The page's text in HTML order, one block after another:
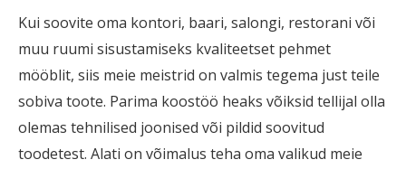
Kui soovite oma kontori, baari, salongi, restorani või
muu ruumi sisustamiseks kvaliteetset pehmet
mööblit, siis meie meistrid on valmis tegema just teile
sobiva toote. Parima koostöö heaks võiksid tellijal olla
olemas tehnilised joonised või pildid soovitud
toodetest. Alati on võimalus teha oma valikud meie